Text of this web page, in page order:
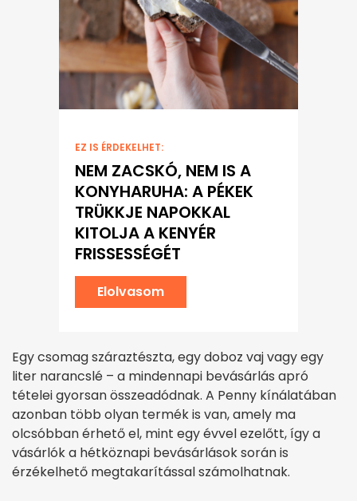
EZ IS ÉRDEKELHET:
NEM ZACSKÓ, NEM IS A
KONYHARUHA: A PÉKEK
TRÜKKJE NAPOKKAL
KITOLJA A KENYÉR
FRISSESSÉGÉT
Elolvasom
Egy csomag száraztészta, egy doboz vaj vagy egy
liter narancslé – a mindennapi bevásárlás apró
tételei gyorsan összeadódnak. A Penny kínálatában
azonban több olyan termék is van, amely ma
olcsóbban érhető el, mint egy évvel ezelőtt, így a
vásárlók a hétköznapi bevásárlások során is
érzékelhető megtakarítással számolhatnak.